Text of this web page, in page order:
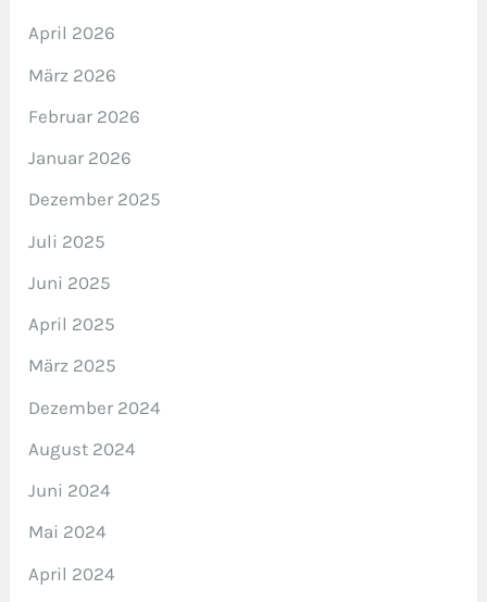
April 2026
März 2026
Februar 2026
Januar 2026
Dezember 2025
Juli 2025
Juni 2025
April 2025
März 2025
Dezember 2024
August 2024
Juni 2024
Mai 2024
April 2024